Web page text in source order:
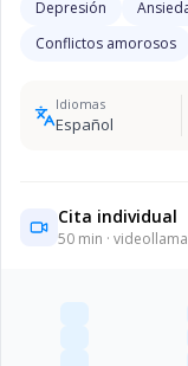
Depresión
Conflictos amorosos
Idiomas
Español
Cita individual
50 min ·